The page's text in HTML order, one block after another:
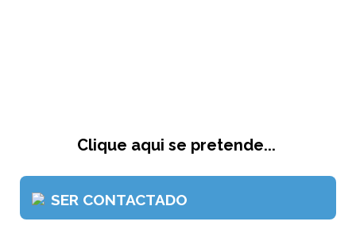
Clique aqui se pretende...
SER CONTACTADO